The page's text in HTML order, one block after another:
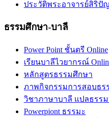
ประวัติ​พระ​อาจารย์​สิริ​ปั
ธรรมศึกษา-บาลี
Power Point ชั้นตรี Online
เรียนบาลีไวยากรณ์
หลักสูตรธรรมศึกษา
ภาพกิจกรรมการสอบธร
วิชาภาษาบาลี แปลธรร
Powerpiont ธรรมะ